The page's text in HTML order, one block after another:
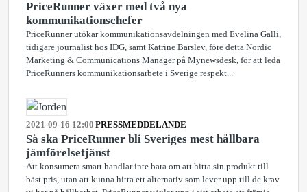
PriceRunner växer med två nya
kommunikationschefer
PriceRunner utökar kommunikationsavdelningen med Evelina Galli,
tidigare journalist hos IDG, samt Katrine Barslev, före detta Nordic
Marketing & Communications Manager på Mynewsdesk, för att leda
PriceRunners kommunikationsarbete i Sverige respekt...
2021-09-16 12:00 PRESSMEDDELANDE
Så ska PriceRunner bli Sveriges mest hållbara
jämförelsetjänst
Att konsumera smart handlar inte bara om att hitta sin produkt till
bäst pris, utan att kunna hitta ett alternativ som lever upp till de krav